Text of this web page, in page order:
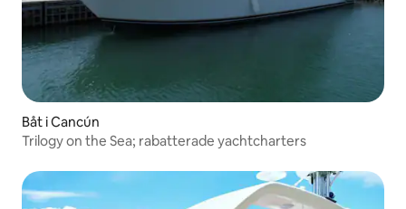
Båt i Cancún
Trilogy on the Sea; rabatterade yachtcharters